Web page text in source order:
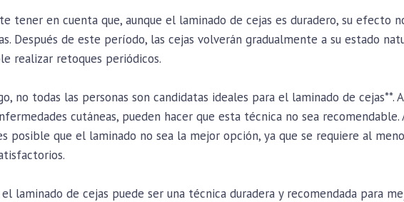
tener en cuenta que, aunque el laminado de cejas es duradero, su efecto
Después de este período, las cejas volverán gradualmente a su estado
realizar retoques periódicos.
no todas las personas son candidatas ideales para el laminado de cejas**.
cutáneas, pueden hacer que esta técnica no sea recomendable.
posible que el laminado no sea la mejor opción, ya que se requiere al
el laminado de cejas puede ser una técnica duradera y recomendada para